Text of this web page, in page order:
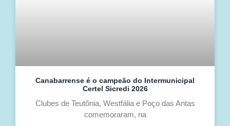
Canabarrense é o campeão do Intermunicipal
Certel Sicredi 2026
Clubes de Teutônia, Westfália e Poço das Antas
comemoraram, na